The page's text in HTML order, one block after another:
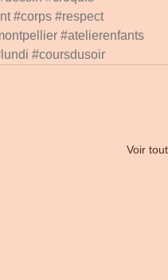
#corps #respect
#atelierenfants
#coursdusoir
Voir tout